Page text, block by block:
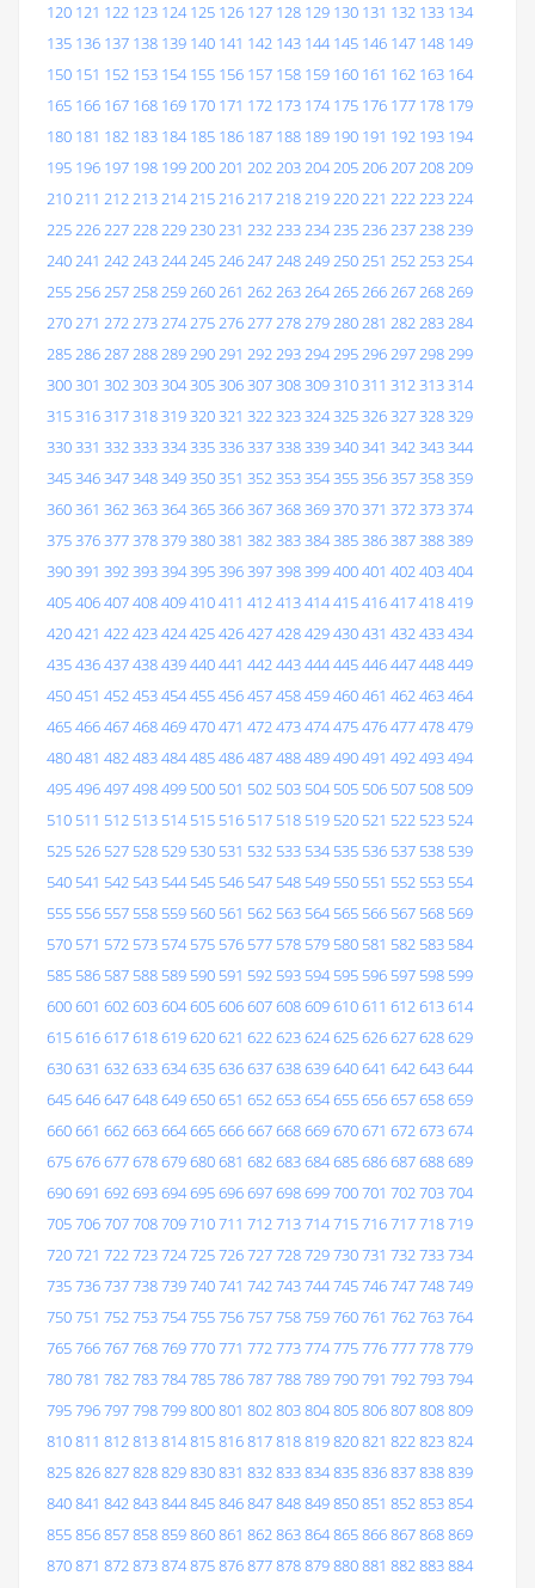
120 121 122 123 124 125 126 127 128 129 130 131 132 133 134
135 136 137 138 139 140 141 142 143 144 145 146 147 148 149
150 151 152 153 154 155 156 157 158 159 160 161 162 163 164
165 166 167 168 169 170 171 172 173 174 175 176 177 178 179
180 181 182 183 184 185 186 187 188 189 190 191 192 193 194
195 196 197 198 199200201 202203204205206207208209
210211 212213214215216217218219220221 222223224
225226227228229230231 232233234235236237238239
240241 242243244245246247248249250251 252253254
255256257258259260261 262263264265266267268269
270271 272273274275276277278279280281 282283284
285286287288289290291 292293294295296297298299
300301 302303304305306307308309310311 312313314
315316317318319320321 322323324325326327328329
330331 332333334335336337338339340341 342343344
345346347348349350351 352353354355356357358359
360361 362363364365366367368369370371 372373374
375376377378379380381 382383384385386387388389
390391 392393394395396397398399400401 402403404
405406407408409410411 412413414415416417418419
420421 422423424425426427428429430431 432433434
435436437438439440441 442443444445446447448449
450451 452453454455456457458459460461 462463464
465466467468469470471 472473474475476477478479
480481 482483484485486487488489490491 492493494
495496497498499 500 501 502 503 504 505 506 507 508 509
510 511 512 513 514 515 516 517 518 519 520 521 522 523 524
525 526 527 528 529 530 531 532 533 534 535 536 537 538 539
540 541 542 543 544 545 546 547 548 549 550 551 552 553 554
555 556 557 558 559 560 561 562 563 564 565 566 567 568 569
570 571 572 573 574 575 576 577 578 579 580 581 582 583 584
585 586 587 588 589 590 591 592 593 594 595 596 597 598 599
600601 602603604605606607608609610611 612613614
615616617618619620621 622623624625626627628629
630631 632633634635636637638639640641 642643644
645646647648649650651 652653654655656657658659
660661 662663664665666667668669670671 672673674
675676677678679680681 682683684685686687688689
690691 692693694695696697698699700701 702703704
705706707708709710711 712713714715716717718719
720721 722723724725726727728729730731 732733734
735736737738739740741 742743744745746747748749
750751 752753754755756757758759760761 762763764
765766767768769770771 772773774775776777778779
780781 782783784785786787788789790791 792793794
795796797798799800801 802803804805806807808809
810811 812813814815816817818819820821 822823824
825826827828829830831 832833834835836837838839
840841 842843844845846847848849850851 852853854
855856857858859860861 862863864865866867868869
870871 872873874875876877878879880881 882883884